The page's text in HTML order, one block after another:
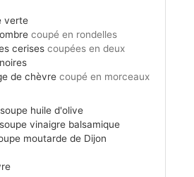
verte
coupé en rondelles
cerises coupées en deux
de chèvre coupé en morceaux
huile d'olive
vinaigre balsamique
moutarde de Dijon